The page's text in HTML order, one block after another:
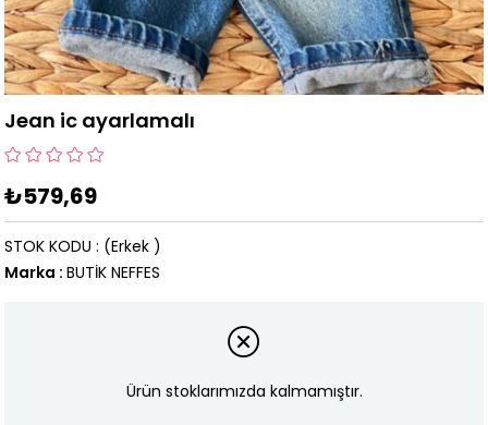
Jean ic ayarlamalı
₺579,69
(Erkek )
STOK KODU
Marka : BUTİK NEFFES
Ürün stoklarımızda kalmamıştır.